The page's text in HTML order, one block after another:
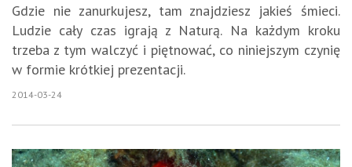
Gdzie nie zanurkujesz, tam znajdziesz jakieś śmieci.
Ludzie cały czas igrają z Naturą. Na każdym kroku
trzeba z tym walczyć i piętnować, co niniejszym czynię
w formie krótkiej prezentacji.
2014-03-24